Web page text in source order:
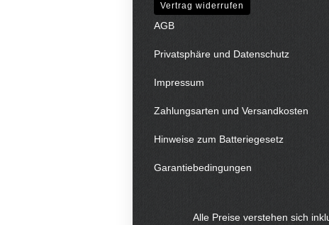
Vertrag widerrufen
AGB
Privatsphäre und Datenschutz
Impressum
Zahlungsarten und Versandkosten
Hinweise zum Batteriegesetz
Garantiebedingungen
Alle Preise verstehen sich